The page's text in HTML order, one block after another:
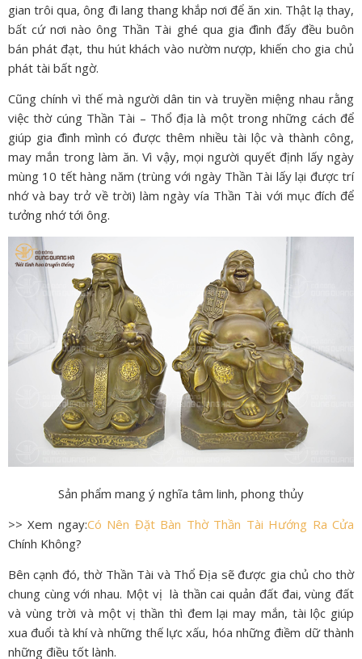
gian trôi qua, ông đi lang thang khắp nơi để ăn xin. Thật lạ thay,
bất cứ nơi nào ông Thần Tài ghé qua gia đình đấy đều buôn
bán phát đạt, thu hút khách vào nườm nượp, khiến cho gia chủ
phát tài bất ngờ.
Cũng chính vì thế mà người dân tin và truyền miệng nhau rằng
việc thờ cúng Thần Tài – Thổ địa là một trong những cách để
giúp gia đình mình có được thêm nhiều tài lộc và thành công,
may mắn trong làm ăn. Vì vậy, mọi người quyết định lấy ngày
mùng 10 tết hàng năm (trùng với ngày Thần Tài lấy lại được trí
nhớ và bay trở về trời) làm ngày vía Thần Tài với mục đích để
tưởng nhớ tới ông.
Sản phẩm mang ý nghĩa tâm linh, phong thủy
>> Xem ngay:Có Nên Đặt Bàn Thờ Thần Tài Hướng Ra Cửa
Chính Không?
Bên cạnh đó, thờ Thần Tài và Thổ Địa sẽ được gia chủ cho thờ
chung cùng với nhau. Một vị là thần cai quản đất đai, vùng đất
và vùng trời và một vị thần thì đem lại may mắn, tài lộc giúp
xua đuổi tà khí và những thế lực xấu, hóa những điềm dữ thành
những điều tốt lành.